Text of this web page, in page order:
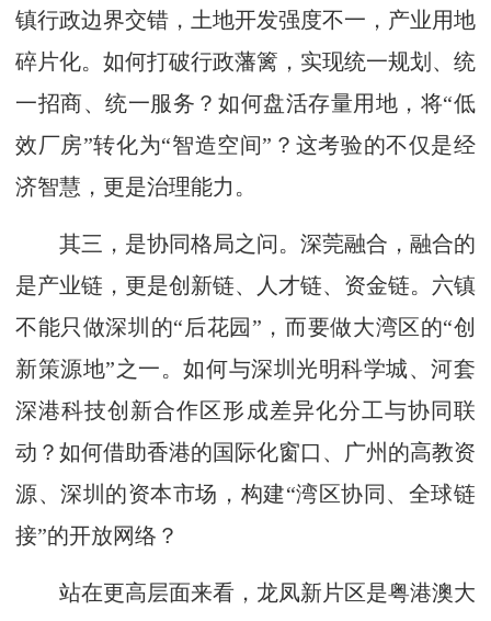
镇行政边界交错，土地开发强度不一，产业用地
碎片化。如何打破行政藩篱，实现统一规划、统
一招商、统一服务？如何盘活存量用地，将“低
效厂房”转化为“智造空间”？这考验的不仅是经
济智慧，更是治理能力。
其三，是协同格局之问。深莞融合，融合的
是产业链，更是创新链、人才链、资金链。六镇
不能只做深圳的“后花园”，而要做大湾区的“创
新策源地”之一。如何与深圳光明科学城、河套
深港科技创新合作区形成差异化分工与协同联
动？如何借助香港的国际化窗口、广州的高教资
源、深圳的资本市场，构建“湾区协同、全球链
接”的开放网络？
站在更高层面来看，龙凤新片区是粤港澳大